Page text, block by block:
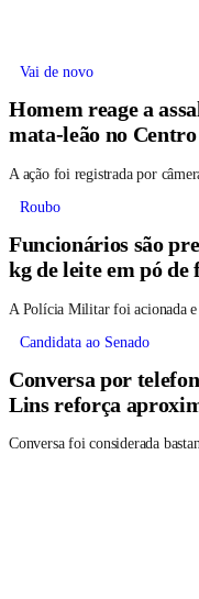
Vai de novo
Homem reage a
mata-leão no
A ação foi registrada por
Roubo
Funcionários são
kg de leite em pó
A Polícia Militar foi acionada
Candidata ao Senado
Conversa por
Lins reforça
Conversa foi considerada